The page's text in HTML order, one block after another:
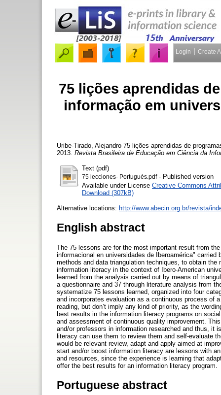
Login Create
75 lições aprendidas
informação em
Uribe-Tirado, Alejandro 75 lições aprendidas de
2013. Revista Brasileira de Educação em Ciência da
Text (pdf)
75 lecciones- Portugués.pdf- Published version
Available under License Creative Commons
Download (307kB)
Alternative locations: http://www.abecin.org.br/revista/
English abstract
The 75 lessons are for the most important result from
informacional en universidades de Iberoamérica"
methods and data triangulation techniques, to obtain
information literacy in the context of Ibero-American
learned from the analysis carried out by means of
a questionnaire and 37 through literature analysis from
systematize 75 lessons learned, organized into four
and incorporates evaluation as a continuous process of
reading, but don’t imply any kind of priority, as the
best results in the information literacy programs on
and assessment of continuous quality improvement.
and/or professors in information researched and thus, it
literacy can use them to review them and self-evaluate
would be relevant review, adapt and apply aimed at
start and/or boost information literacy are lessons with
and resources, since the experience is learning that
offer the best results for an information literacy program.
Portuguese abstract